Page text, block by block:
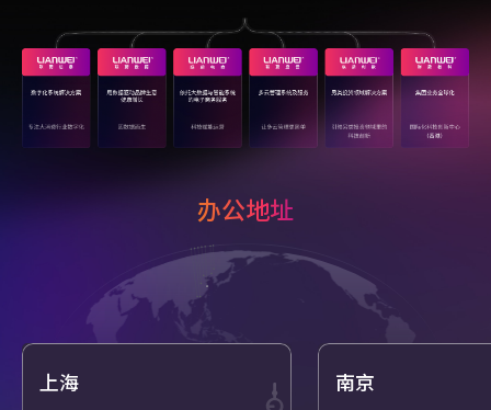
办公地址
上海 南京